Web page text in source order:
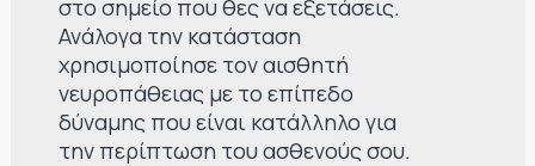
στο σημείο που θες να εξετάσεις.
Ανάλογα την κατάσταση
χρησιμοποίησε τον αισθητή
νευροπάθειας με το επίπεδο
δύναμης που είναι κατάλληλο για
την περίπτωση του ασθενούς σου.